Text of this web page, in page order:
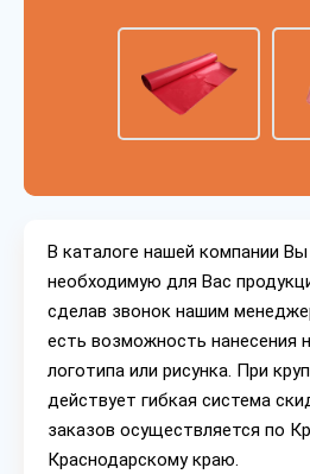
В каталоге нашей компании
необходимую для Вас
сделав звонок нашим
есть возможность нанесения
логотипа или рисунка. При
действует гибкая система
заказов осуществляется по
Краснодарскому краю.